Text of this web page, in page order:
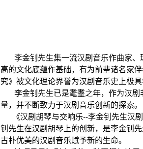
李金钊先生集一流汉剧音乐作曲家、
高的文化底蕴作基础，有为前辈诸名家
究》被文化理论界誉为汉剧音乐史上极具
李金钊先生已是耄耋之年，作为汉剧
量，并不断致力于汉剧音乐创新的探索。
《汉剧胡琴与交响乐--李金钊先生汉
钊先生在汉剧胡琴上的创新，是李金钊
古朴优美的汉剧音乐赋予新的生命。